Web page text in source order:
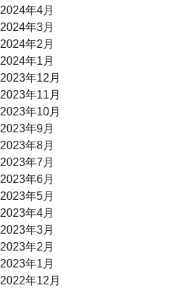
2024年4月
2024年3月
2024年2月
2024年1月
2023年12月
2023年11月
2023年10月
2023年9月
2023年8月
2023年7月
2023年6月
2023年5月
2023年4月
2023年3月
2023年2月
2023年1月
2022年12月